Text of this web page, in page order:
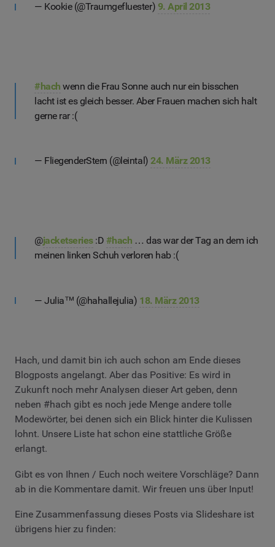
— Kookie (@Traumgefluester) 9. April 2013
#hach wenn die Frau Sonne auch nur ein bisschen
lacht ist es gleich besser. Aber Frauen machen sich halt
gerne rar :(
— FliegenderStern (@leintal) 24. März 2013
@jacketseries:D #hach … das war der Tag an dem ich
meinen linken Schuh verloren hab :(
— Julia™ (@hahallejulia) 18. März 2013
Hach, und damit bin ich auch schon am Ende dieses
Blogposts angelangt. Aber das Positive: Es wird in
Zukunft noch mehr Analysen dieser Art geben, denn
neben #hach gibt es noch jede Menge andere tolle
Modewörter, bei denen sich ein Blick hinter die Kulissen
lohnt. Unsere Liste hat schon eine stattliche Größe
erlangt.
Gibt es von Ihnen / Euch noch weitere Vorschläge? Dann
ab in die Kommentare damit. Wir freuen uns über Input!
Eine Zusammenfassung dieses Posts via Slideshare ist
übrigens hier zu finden: